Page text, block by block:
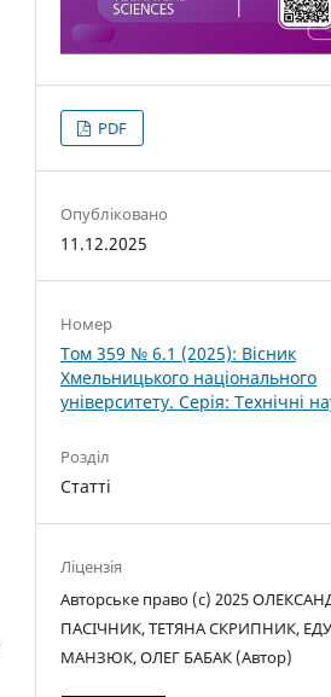
PDF
Опубліковано
11.12.2025
Номер
Том 359 № 6.1 (2025): Вісник
Хмельницького національного
університету. Серія: Технічні
Розділ
Статті
Ліцензія
Авторське право (c) 2025
ПАСІЧНИК, ТЕТЯНА СКРИПНИК,
МАНЗЮК, ОЛЕГ БАБАК (Автор)